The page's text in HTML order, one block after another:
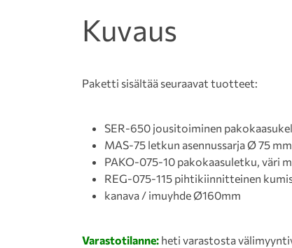
Kuvaus
Paketti sisältää seuraavat tuotteet:
SER-650 jousitoiminen
MAS-75 letkun asennussarja Ø 75
PAKO-075-10 pakokaasuletku, väri
REG-075-115 pihtikiinnitteinen
kanava / imuyhde Ø160mm
Varastotilanne: heti varastosta